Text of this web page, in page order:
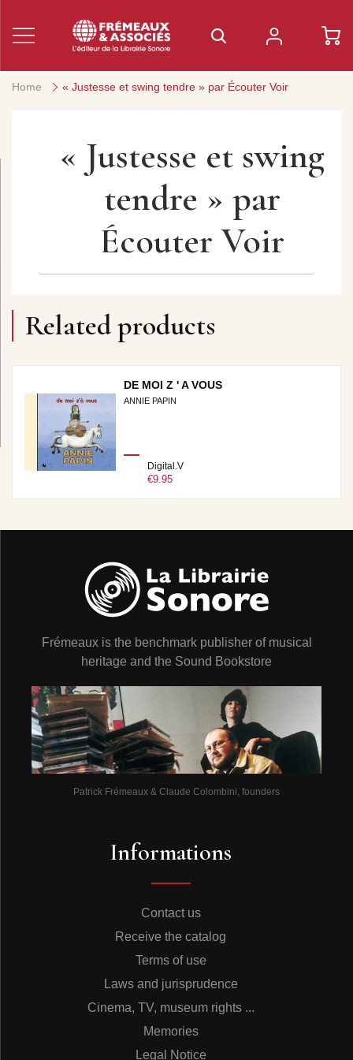
Home « Justesse et swing tendre » par Écouter Voir
« Justesse et swing
tendre » par
Écouter Voir
Related products
DE MOI Z ' A VOUS
ANNIE PAPIN
Digital.V
€9.95
Frémeaux is the benchmark publisher of musical
heritage and the Sound Bookstore
Patrick Frémeaux & Claude Colombini, founders
Informations
Contact us
Receive the catalog
Terms of use
Laws and jurisprudence
Cinema, TV, museum rights ...
Memories
Legal Notice